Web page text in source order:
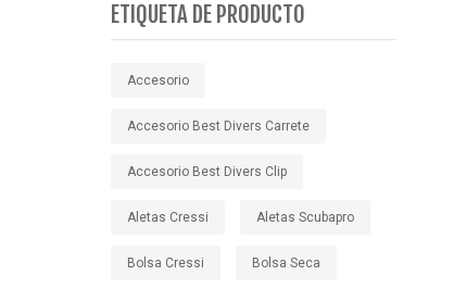
ETIQUETA DE PRODUCTO
Accesorio
Accesorio Best Divers Carrete
Accesorio Best Divers Clip
Aletas Cressi Aletas Scubapro
Bolsa Cressi Bolsa Seca